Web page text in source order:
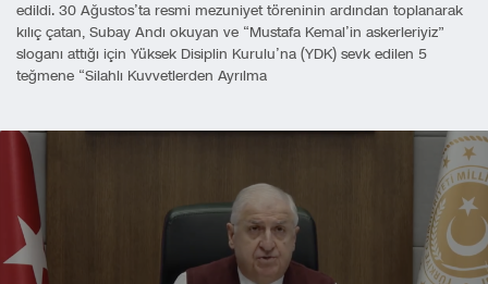
edildi. 30 Ağustos’ta resmi mezuniyet töreninin ardından toplanarak
kılıç çatan, Subay Andı okuyan ve “Mustafa Kemal’in askerleriyiz”
sloganı attığı için Yüksek Disiplin Kurulu’na (YDK) sevk edilen 5
teğmene “Silahlı Kuvvetlerden Ayrılma